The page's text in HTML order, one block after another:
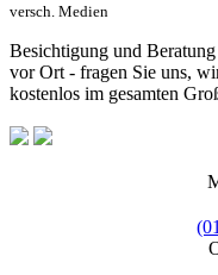
versch. Medien
Besichtigung und Beratung
vor Ort - fragen Sie uns,
kostenlos im gesamten